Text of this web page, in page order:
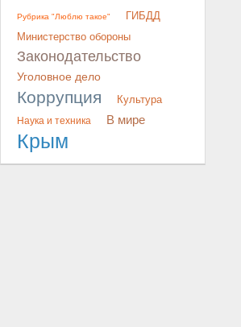
Рубрика "Люблю такое"
ГИБДД
Министерство обороны
Законодательство
Уголовное дело
Коррупция Культура
Наука и техника В мире
Крым